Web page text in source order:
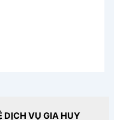
DỊCH VỤ GIA HUY